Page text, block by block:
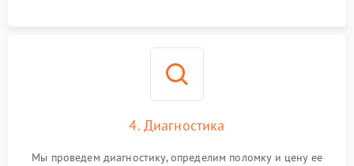
4. Диагностика
Мы проведем диагностику, определим поломку и цену ее